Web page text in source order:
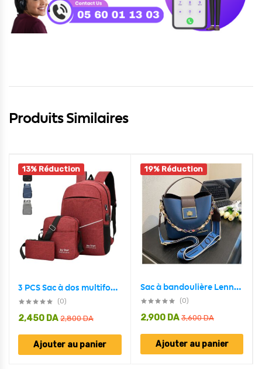
Produits Similaires
13% Réduction
3 PCS Sac à dos multifonctionnel Avec Sortie USB ET Sortie kit-man
(0)
2,800DA
2,450 DA
Ajouter au panier
19% Réduction
Sac à bandoulière Lenno kangourou en cuir souple design de luxe pour femme
(0)
3,600DA
2,900 DA
Ajouter au panier